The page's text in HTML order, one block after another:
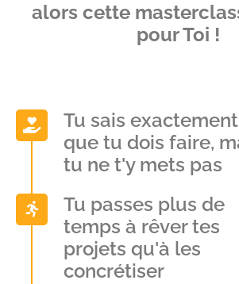
alors cette
pour Toi !
Tu sais
que tu dois faire,
tu ne t'y mets pas
Tu passes plus de
temps à rêver tes
projets qu'à les
concrétiser